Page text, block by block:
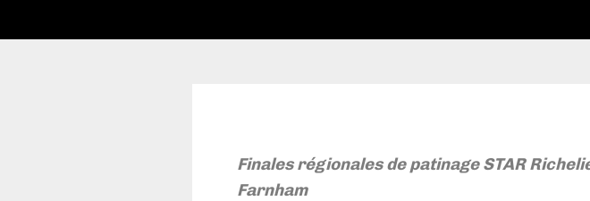
Finales régionales de patinage STAR
Farnham